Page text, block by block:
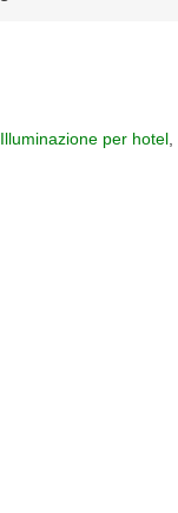
Illuminazione per hotel,